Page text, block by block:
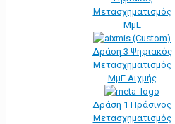
Μετασχηματισμός
ΜμΕ
Δράση 3 Ψηφιακός
Μετασχηματισμός
ΜμΕ Αιχμής
Δράση 1 Πράσινος
Μετασχηματισμός